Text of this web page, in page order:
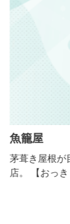
魚籠屋
茅葺き屋根が
店。 【お